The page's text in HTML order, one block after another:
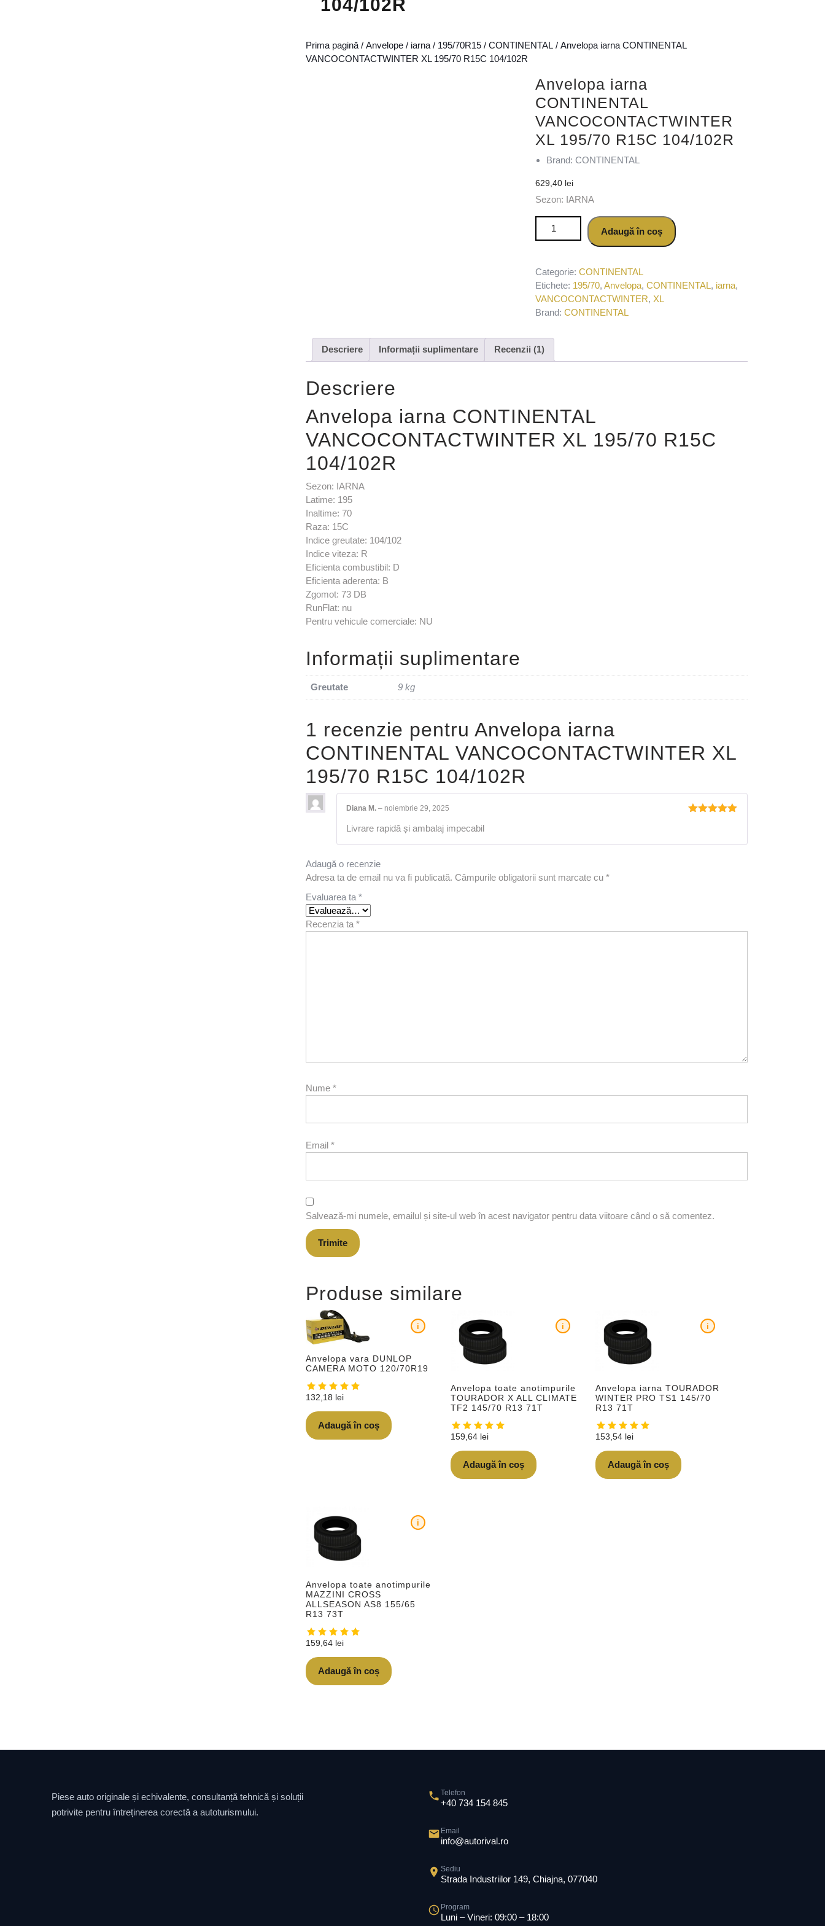
104/102R
Prima pagină / Anvelope / iarna / 195/70R15 / CONTINENTAL / Anvelopa iarna CONTINENTAL
VANCOCONTACTWINTER XL 195/70 R15C 104/102R
Anvelopa iarna
CONTINENTAL
VANCOCONTACTWINTER
XL 195/70 R15C 104/102R
Brand: CONTINENTAL
629,40 lei
Sezon: IARNA
Cantitate Anvelopa iarna CONTINENTAL VANCOCONTACTWINTER
Adaugă în coș
Categorie:CONTINENTAL
Etichete: 195/70,Anvelopa,CONTINENTAL, iarna,
VANCOCONTACTWINTER, XL
Brand:CONTINENTAL
Descriere Informații suplimentare Recenzii (1)
Descriere
Anvelopa iarna CONTINENTAL
VANCOCONTACTWINTER XL 195/70 R15C
104/102R
Sezon: IARNA
Latime: 195
Inaltime: 70
Raza: 15C
Indice greutate: 104/102
Indice viteza: R
Eficienta combustibil: D
Eficienta aderenta: B
Zgomot: 73 DB
RunFlat: nu
Pentru vehicule comerciale: NU
Informații suplimentare
Greutate 9 kg
1 recenzie pentru Anvelopa iarna
CONTINENTAL VANCOCONTACTWINTER XL
195/70 R15C 104/102R
Diana M. – noiembrie 29, 2025
Livrare rapidă și ambalaj impecabil
Adaugă o recenzie
Adresa ta de email nu va fi publicată. Câmpurile obligatorii sunt marcate cu *
Evaluarea ta *
Recenzia ta *
Nume *
Email *
Salvează-mi numele, emailul și site-ul web în acest navigator pentru data viitoare când o să comentez.
Produse similare
Anvelopa vara DUNLOP
CAMERA MOTO 120/70R19
i
132,18 lei
Adaugă în coș
Anvelopa toate anotimpurile
TOURADOR X ALL CLIMATE
TF2 145/70 R13 71T
i
159,64 lei
Adaugă în coș
Anvelopa iarna TOURADOR
WINTER PRO TS1 145/70
R13 71T
i
153,54 lei
Adaugă în coș
Anvelopa toate anotimpurile
MAZZINI CROSS
ALLSEASON AS8 155/65
R13 73T
i
159,64 lei
Adaugă în coș
Piese auto originale și echivalente, consultanță tehnică și soluții
potrivite pentru întreținerea corectă a autoturismului.
Telefon
+40 734 154 845
Email
info@autorival.ro
Sediu
Strada Industriilor 149, Chiajna, 077040
Program
Luni – Vineri: 09:00 – 18:00